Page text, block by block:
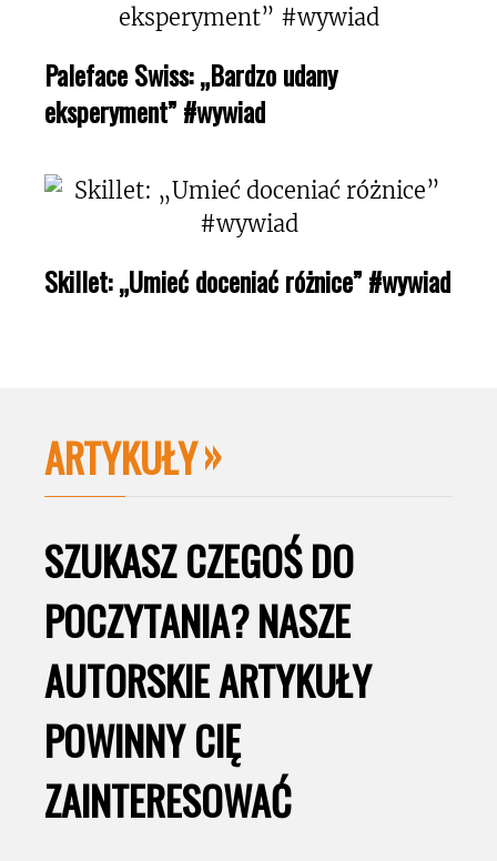
Paleface Swiss: „Bardzo udany
eksperyment” #wywiad
Skillet: „Umieć doceniać różnice” #wywiad
ARTYKUŁY
SZUKASZ CZEGOŚ DO
POCZYTANIA? NASZE
AUTORSKIE ARTYKUŁY
POWINNY CIĘ
ZAINTERESOWAĆ